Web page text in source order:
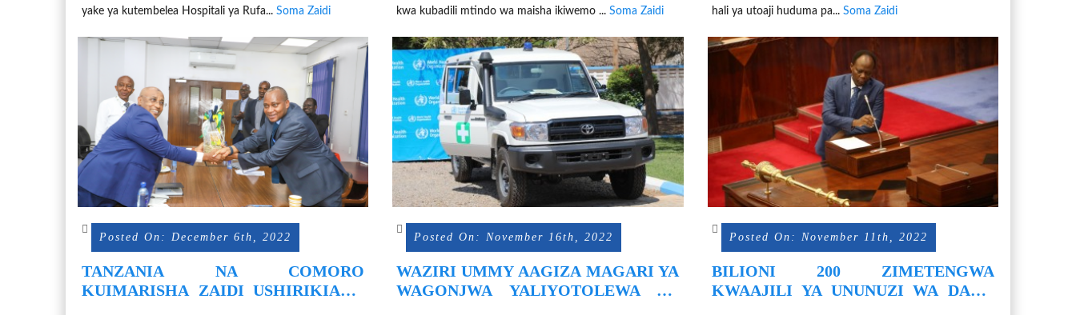
yake ya kutembelea Hospitali ya Rufa... Soma Zaidi
kwa kubadili mtindo wa maisha ikiwemo ...Soma Zaidi
hali ya utoaji huduma pa... Soma Zaidi
Posted On: December 6th, 2022
TANZANIA NA COMORO
KUIMARISHA ZAIDI USHIRIKIANO
Posted On: November 16th, 2022
WAZIRI UMMY AAGIZA MAGARI YA
WAGONJWA YALIYOTOLEWA NA
Posted On: November 11th, 2022
BILIONI 200 ZIMETENGWA
KWAAJILI YA UNUNUZI WA DAWA